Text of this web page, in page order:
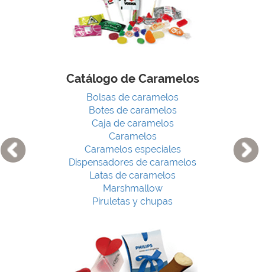
Catálogo de Caramelos
Bolsas de caramelos
Botes de caramelos
Caja de caramelos
Caramelos
Caramelos especiales
Dispensadores de caramelos
Latas de caramelos
Marshmallow
Piruletas y chupas